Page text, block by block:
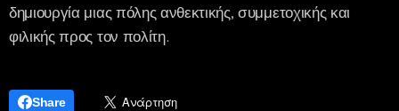
δημιουργία μιας πόλης ανθεκτικής, συμμετοχικής και
φιλικής προς τον πολίτη.
Share